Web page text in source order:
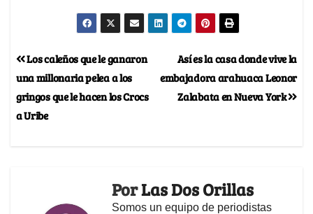
Así es la casa donde vive la
embajadora arahuaca Leonor
Zalabata en Nueva York
Los caleños que le ganaron
una millonaria pelea a los
gringos que le hacen los Crocs
a Uribe
PorLas Dos Orillas
Somos un equipo de periodistas